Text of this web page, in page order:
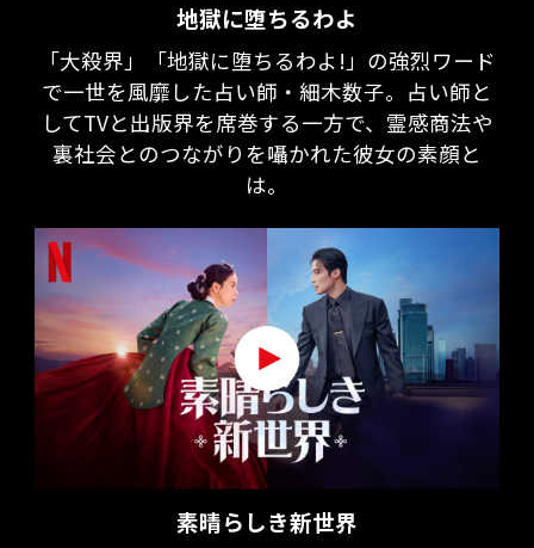
地獄に堕ちるわよ
「大殺界」「地獄に堕ちるわよ!」の強烈ワード
で一世を風靡した占い師・細木数子。占い師と
してTVと出版界を席巻する一方で、霊感商法や
裏社会とのつながりを囁かれた彼女の素顔と
は。
素晴らしき新世界